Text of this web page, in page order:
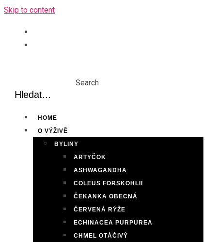
Skip to content
Search
HOME
O VÝŽIVĚ
BYLINY
ARTYČOK
ASHWAGANDHA
COLEUS FORSKOHLII
ČEKANKA OBECNÁ
ČERVENÁ RÝŽE
ECHINACEA PURPUREA
CHMEL OTÁČIVÝ